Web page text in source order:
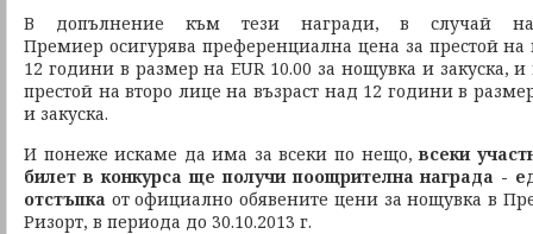
В допълнение към тези награди, в случай на
Премиер осигурява преференциална цена за престой на
12 години в размер на EUR 10.00 за нощувка и закуска,
престой на второ лице на възраст над 12 години в
и закуска.
И понеже искаме да има за всеки по нещо,всеки
билет в конкурса ще получи поощрителна награда -
отстъпка от официално обявените цени за нощувка в
Ризорт, в периода до 30.10.2013 г.